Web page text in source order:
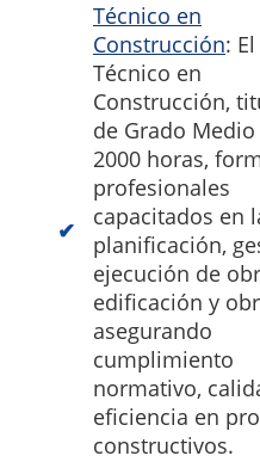
Técnico en
Construcción: El
Técnico en
Construcción,
de Grado
2000 horas,
profesionales
capacitados en
planificación,
ejecución de
edificación y
asegurando
cumplimiento
normativo,
eficiencia en
constructivos.